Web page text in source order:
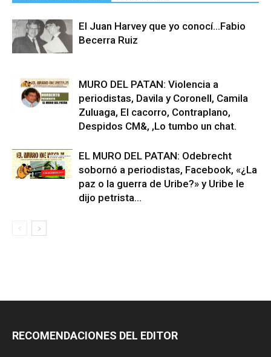
El Juan Harvey que yo conocí…Fabio
Becerra Ruiz
MURO DEL PATAN: Violencia a
periodistas, Davila y Coronell, Camila
Zuluaga, El cacorro, Contraplano,
Despidos CM&, ,Lo tumbo un chat.
EL MURO DEL PATAN: Odebrecht
sobornó a periodistas, Facebook, «¿La
paz o la guerra de Uribe?» y Uribe le
dijo petrista...
RECOMENDACIONES DEL EDITOR